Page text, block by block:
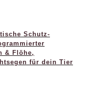
Schutz-
& Flöhe,
für dein Tier